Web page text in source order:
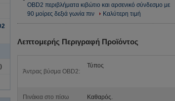
OBD2 περιβλήματα κιβώτιο και αρσενικό σύνδεσμο με
90 μοίρες δεξιά γωνία πιν
Καλύτερη τιμή
Λεπτομερής Περιγραφή Προϊόντος
Άντρας βύσμα OBD2:
Τύπος
Πινάκια στο πίσω
Καθαρός.